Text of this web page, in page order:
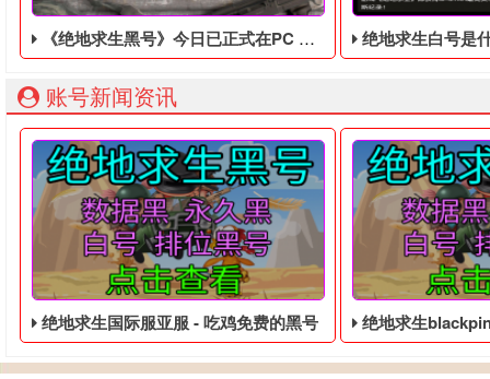
《绝地求生黑号》今日已正式在PC Epic平台推出“抢先体验”版本 绝地求生白号是什么
账号新闻资讯
绝地求生国际服亚服 - 吃鸡免费的黑号 绝地求生blackpink联名皮肤